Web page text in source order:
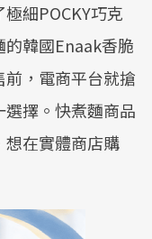
細POCKY巧克
韓國Enaak香脆
，電商平台就搶
擇。快煮麵商品
在實體商店購